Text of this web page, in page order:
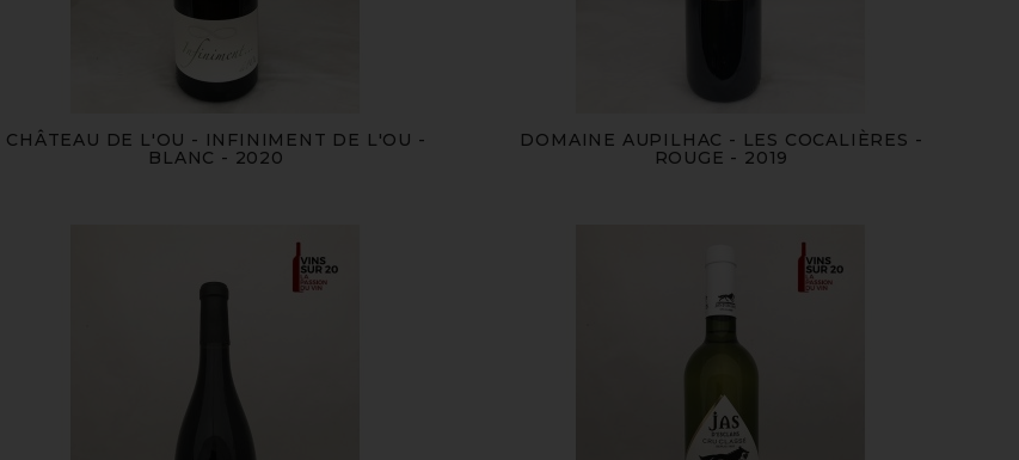
CHÂTEAU DE L'OU - INFINIMENT DE L'OU -
BLANC - 2020
DOMAINE AUPILHAC - LES COCALIÈRES -
ROUGE - 2019